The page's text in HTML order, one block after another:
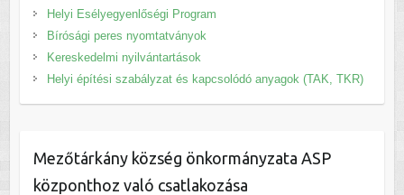
Helyi Esélyegyenlőségi Program
Bírósági peres nyomtatványok
Kereskedelmi nyilvántartások
Helyi építési szabályzat és kapcsolódó anyagok (TAK, TKR)
Mezőtárkány község önkormányzata ASP
központhoz való csatlakozása